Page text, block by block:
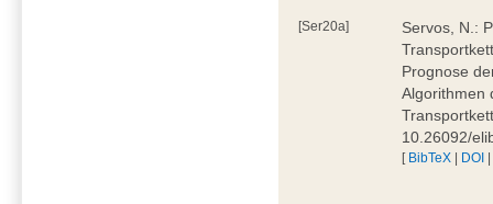
[Ser20a]
Servos, N.:
Prognose
Algorithmen
10.26092/
[ BibTeX | DOI